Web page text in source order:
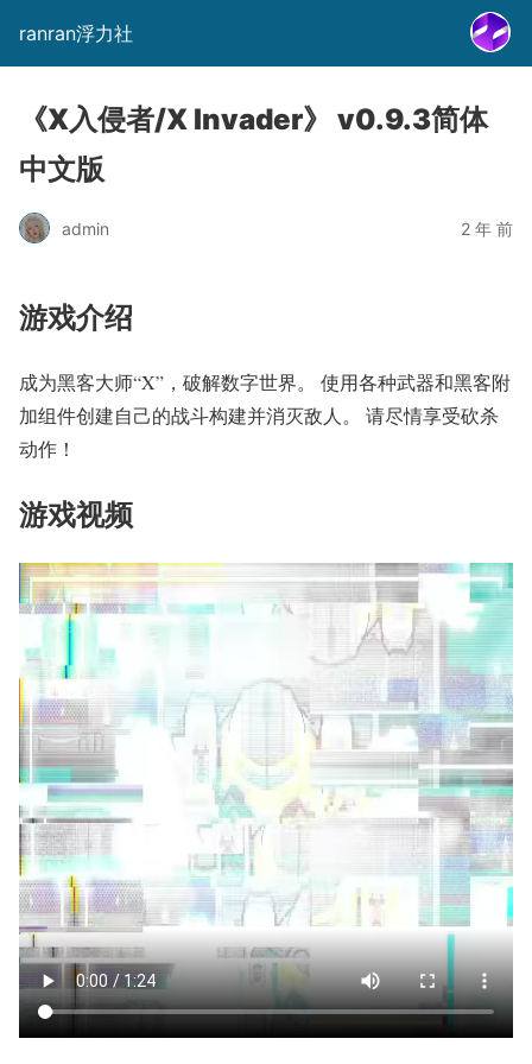
ranran浮力社
《X入侵者/X Invader》 v0.9.3简体
中文版
admin 2 年 前
游戏介绍
成为黑客大师“X”，破解数字世界。 使用各种武器和黑客附
加组件创建自己的战斗构建并消灭敌人。 请尽情享受砍杀
动作！
游戏视频